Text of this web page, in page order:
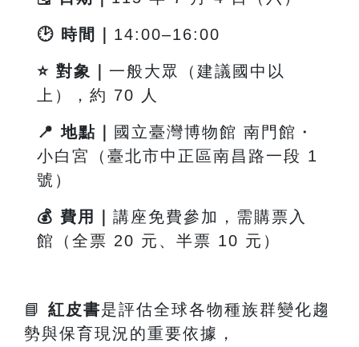
🕑 時間｜ 14:00–16:00
⭐ 對象｜ 一般大眾（建議國中以
上），約 70 人
📍 地點｜
國立臺灣博物館 南門館・
小白宮（臺北市中正區南昌路一段 1
號）
💰 費用｜ 講座免費參加，需購票入
館（全票 20 元、半票 10 元）
📘 紅皮書是評估全球各物種族群變化趨
勢與保育現況的重要依據，